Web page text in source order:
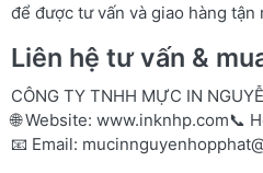
để được tư vấn và giao hàng tận
Liên hệ tư vấn &
CÔNG TY TNHH MỰC IN
🌐 Website: www.inknhp.com📞
📧 Email: